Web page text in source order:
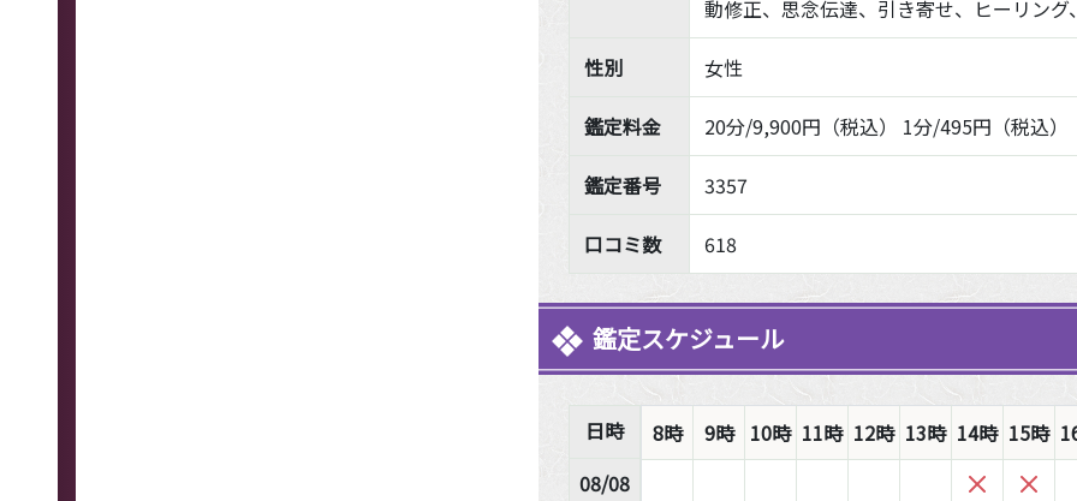
動修正、思念伝達、引き寄せ、ヒーリン
性別 女性
鑑定料金 20分/9,900円（税込） 1分/495円（税込）
鑑定番号 3357
口コミ数 618
鑑定スケジュール
日時
08/08
8時 9時 10時 11時 12時 13時 14時 15時